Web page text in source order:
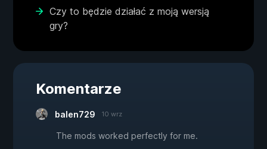
Czy to będzie działać z moją wersją
gry?
Komentarze
balen729 10 wrz
The mods worked perfectly for me.